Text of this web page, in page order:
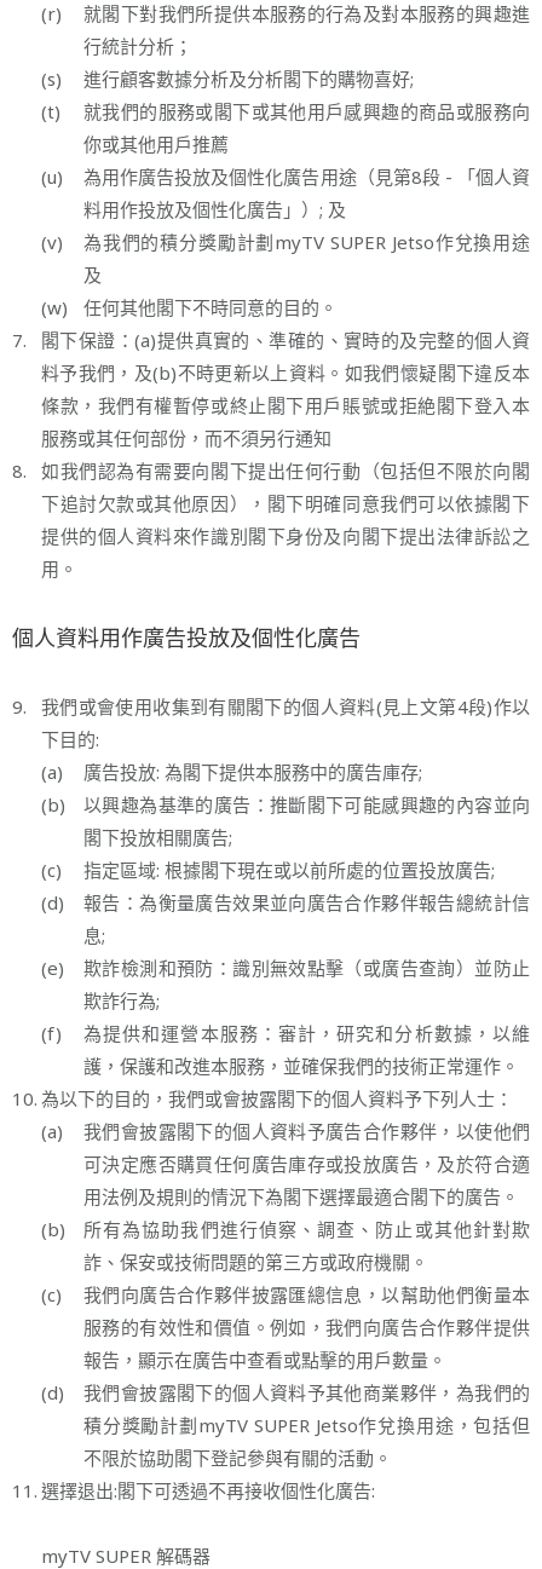
(r)
就閣下對我們所提供本服務的行為及對本服務的興趣進
行統計分析；
(s)
進行顧客數據分析及分析閣下的購物喜好;
(t)
就我們的服務或閣下或其他用戶感興趣的商品或服務向
你或其他用戶推薦
(u)
為用作廣告投放及個性化廣告用途（見第8段 - 「個人資
料用作投放及個性化廣告」）; 及
(v)
為我們的積分獎勵計劃myTV SUPER Jetso作兌換用途
及
(w)
任何其他閣下不時同意的目的。
7.
閣下保證：(a)提供真實的、準確的、實時的及完整的個人資
料予我們，及(b)不時更新以上資料。如我們懷疑閣下違反本
條款，我們有權暫停或終止閣下用戶賬號或拒絶閣下登入本
服務或其任何部份，而不須另行通知
8.
如我們認為有需要向閣下提出任何行動（包括但不限於向閣
下追討欠款或其他原因），閣下明確同意我們可以依據閣下
提供的個人資料來作識別閣下身份及向閣下提出法律訴訟之
用。
個人資料用作廣告投放及個性化廣告
9.
我們或會使用收集到有關閣下的個人資料(見上文第4段)作以
下目的:
(a)
廣告投放: 為閣下提供本服務中的廣告庫存;
(b)
以興趣為基準的廣告：推斷閣下可能感興趣的內容並向
閣下投放相關廣告;
(c)
指定區域: 根據閣下現在或以前所處的位置投放廣告;
(d)
報告：為衡量廣告效果並向廣告合作夥伴報告總統計信
息;
(e)
欺詐檢測和預防：識別無效點擊（或廣告查詢）並防止
欺詐行為;
(f)
為提供和運營本服務：審計，研究和分析數據，以維
護，保護和改進本服務，並確保我們的技術正常運作。
10. 為以下的目的，我們或會披露閣下的個人資料予下列人士：
(a)
我們會披露閣下的個人資料予廣告合作夥伴，以使他們
可決定應否購買任何廣告庫存或投放廣告，及於符合適
用法例及規則的情況下為閣下選擇最適合閣下的廣告。
(b)
所有為協助我們進行偵察、調查、防止或其他針對欺
詐、保安或技術問題的第三方或政府機關。
(c)
我們向廣告合作夥伴披露匯總信息，以幫助他們衡量本
服務的有效性和價值。例如，我們向廣告合作夥伴提供
報告，顯示在廣告中查看或點擊的用戶數量。
(d)
我們會披露閣下的個人資料予其他商業夥伴，為我們的
積分獎勵計劃myTV SUPER Jetso作兌換用途，包括但
不限於協助閣下登記參與有關的活動。
11. 選擇退出:閣下可透過不再接收個性化廣告:
myTV SUPER 解碼器